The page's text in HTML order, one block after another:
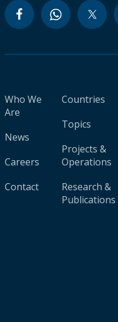
Who We
Are
News
Careers
Contact
Countries
Topics
Projects &
Operations
Research &
Publications